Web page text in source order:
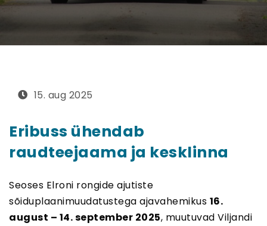
15. aug 2025
Eribuss ühendab
raudteejaama ja kesklinna
Seoses Elroni rongide ajutiste
sõiduplaanimuudatustega ajavahemikus 16.
august – 14. september 2025, muutuvad Viljandi